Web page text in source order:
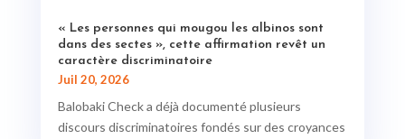
« Les personnes qui mougou les albinos sont
dans des sectes », cette affirmation revêt un
caractère discriminatoire
Juil 20, 2026
Balobaki Check a déjà documenté plusieurs
discours discriminatoires fondés sur des croyances